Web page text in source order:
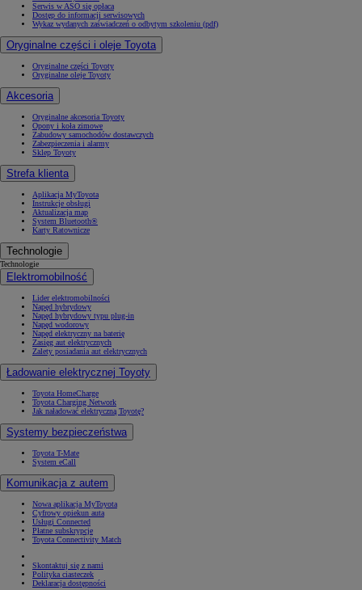
Serwis w ASO się opłaca
Dostęp do informacji serwisowych
Wykaz wydanych zaświadczeń o odbytym szkoleniu (pdf)
Oryginalne części i oleje Toyota
Oryginalne części Toyoty
Oryginalne oleje Toyoty
Akcesoria
Oryginalne akcesoria Toyoty
Opony i koła zimowe
Zabudowy samochodów dostawczych
Zabezpieczenia i alarmy
Sklep Toyoty
Strefa klienta
Aplikacja MyToyota
Instrukcje obsługi
Aktualizacja map
System Bluetooth®
Karty Ratownicze
Technologie
Technologie
Elektromobilność
Lider elektromobilności
Napęd hybrydowy
Napęd hybrydowy typu plug-in
Napęd wodorowy
Napęd elektryczny na baterię
Zasięg aut elektrycznych
Zalety posiadania aut elektrycznych
Ładowanie elektrycznej Toyoty
Toyota HomeCharge
Toyota Charging Network
Jak naładować elektryczną Toyotę?
Systemy bezpieczeństwa
Toyota T-Mate
System eCall
Komunikacja z autem
Nowa aplikacja MyToyota
Cyfrowy opiekun auta
Usługi Connected
Płatne subskrypcje
Toyota Connectivity Match
Skontaktuj się z nami
Polityka ciasteczek
Deklaracja dostępności